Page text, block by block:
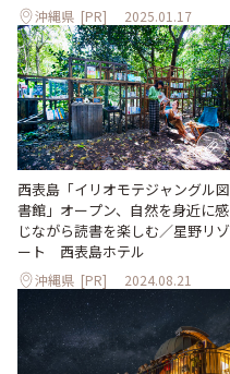
沖縄県 [PR] 2025.01.17
西表島「イリオモテジャングル図
書館」オープン、自然を身近に感
じながら読書を楽しむ／星野リゾ
ート 西表島ホテル
沖縄県 [PR] 2024.08.21